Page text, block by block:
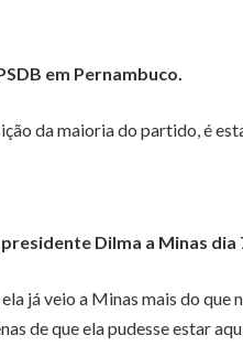
em Pernambuco.
da maioria do partido, é
Dilma a Minas dia
já veio a Minas mais do
de que ela pudesse estar